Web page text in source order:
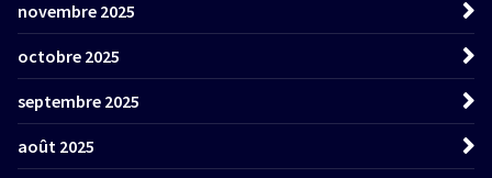
novembre 2025
octobre 2025
septembre 2025
août 2025